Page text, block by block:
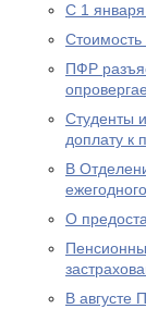
С 1 января
ПФР
Студенты
доплату к
В
О
В августе